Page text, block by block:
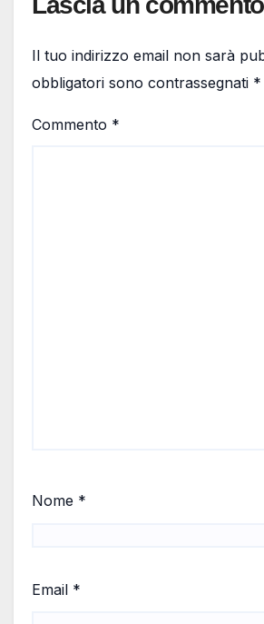
Il tuo indirizzo email non sarà
obbligatori sono contrassegnati *
Commento *
Nome *
Email *